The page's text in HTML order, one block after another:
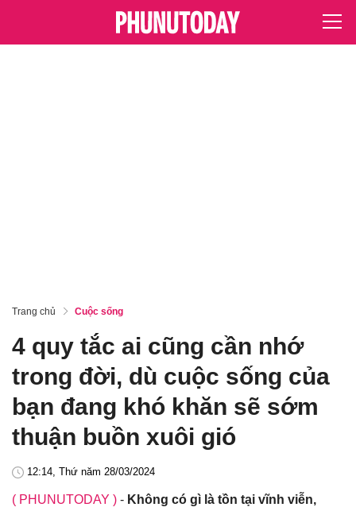
Trang chủ Cuộc sống
4 quy tắc ai cũng cần nhớ
trong đời, dù cuộc sống của
bạn đang khó khăn sẽ sớm
thuận buồn xuôi gió
12:14, Thứ năm 28/03/2024
( PHUNUTODAY ) - Không có gì là tồn tại vĩnh viễn,